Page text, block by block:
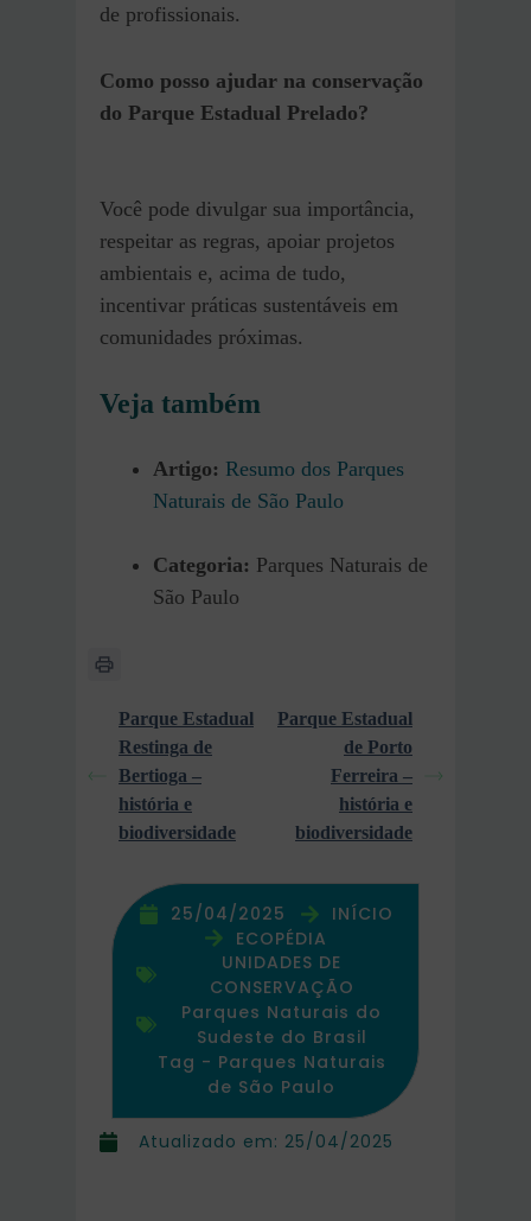
Atualizado em: 25/04/2025
de profissionais.
Como posso ajudar na conservação
do Parque Estadual Prelado?
Você pode divulgar sua importância,
respeitar as regras, apoiar projetos
ambientais e, acima de tudo,
incentivar práticas sustentáveis em
comunidades próximas.
Veja também
Artigo: Resumo dos Parques
Naturais de São Paulo
Categoria: Parques Naturais de
São Paulo
Parque Estadual
Restinga de
Bertioga –
história e
biodiversidade
Parque Estadual
de Porto
Ferreira –
história e
biodiversidade
25/04/2025
INÍCIO
ECOPÉDIA
UNIDADES DE
CONSERVAÇÃO
Parques Naturais do
Sudeste do Brasil
Tag - Parques Naturais
de São Paulo